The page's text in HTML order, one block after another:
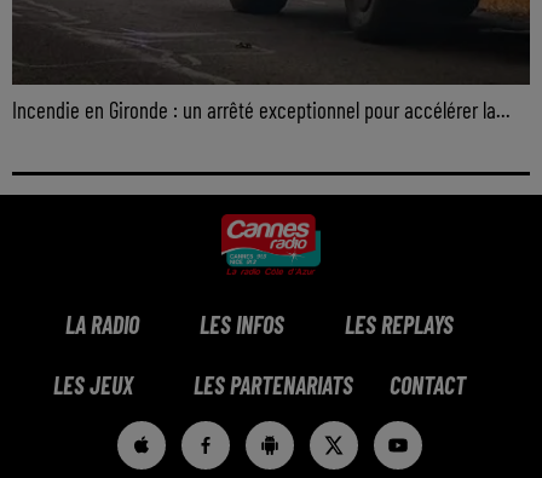
Incendie en Gironde : un arrêté exceptionnel pour accélérer la...
LA RADIO LES INFOS LES REPLAYS
LES JEUX LES PARTENARIATS CONTACT